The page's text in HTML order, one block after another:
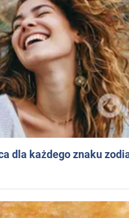
dla każdego znaku